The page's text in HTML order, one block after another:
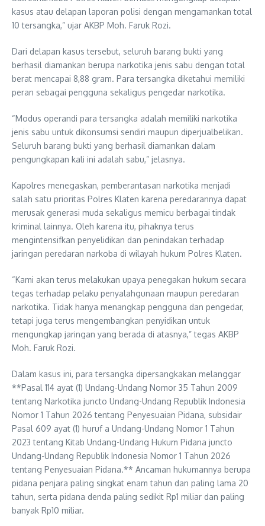
kasus atau delapan laporan polisi dengan mengamankan total
10 tersangka,” ujar AKBP Moh. Faruk Rozi.
Dari delapan kasus tersebut, seluruh barang bukti yang
berhasil diamankan berupa narkotika jenis sabu dengan total
berat mencapai 8,88 gram. Para tersangka diketahui memiliki
peran sebagai pengguna sekaligus pengedar narkotika.
“Modus operandi para tersangka adalah memiliki narkotika
jenis sabu untuk dikonsumsi sendiri maupun diperjualbelikan.
Seluruh barang bukti yang berhasil diamankan dalam
pengungkapan kali ini adalah sabu,” jelasnya.
Kapolres menegaskan, pemberantasan narkotika menjadi
salah satu prioritas Polres Klaten karena peredarannya dapat
merusak generasi muda sekaligus memicu berbagai tindak
kriminal lainnya. Oleh karena itu, pihaknya terus
mengintensifkan penyelidikan dan penindakan terhadap
jaringan peredaran narkoba di wilayah hukum Polres Klaten.
“Kami akan terus melakukan upaya penegakan hukum secara
tegas terhadap pelaku penyalahgunaan maupun peredaran
narkotika. Tidak hanya menangkap pengguna dan pengedar,
tetapi juga terus mengembangkan penyidikan untuk
mengungkap jaringan yang berada di atasnya,” tegas AKBP
Moh. Faruk Rozi.
Dalam kasus ini, para tersangka dipersangkakan melanggar
**Pasal 114 ayat (1) Undang-Undang Nomor 35 Tahun 2009
tentang Narkotika juncto Undang-Undang Republik Indonesia
Nomor 1 Tahun 2026 tentang Penyesuaian Pidana, subsidair
Pasal 609 ayat (1) huruf a Undang-Undang Nomor 1 Tahun
2023 tentang Kitab Undang-Undang Hukum Pidana juncto
Undang-Undang Republik Indonesia Nomor 1 Tahun 2026
tentang Penyesuaian Pidana.** Ancaman hukumannya berupa
pidana penjara paling singkat enam tahun dan paling lama 20
tahun, serta pidana denda paling sedikit Rp1 miliar dan paling
banyak Rp10 miliar.